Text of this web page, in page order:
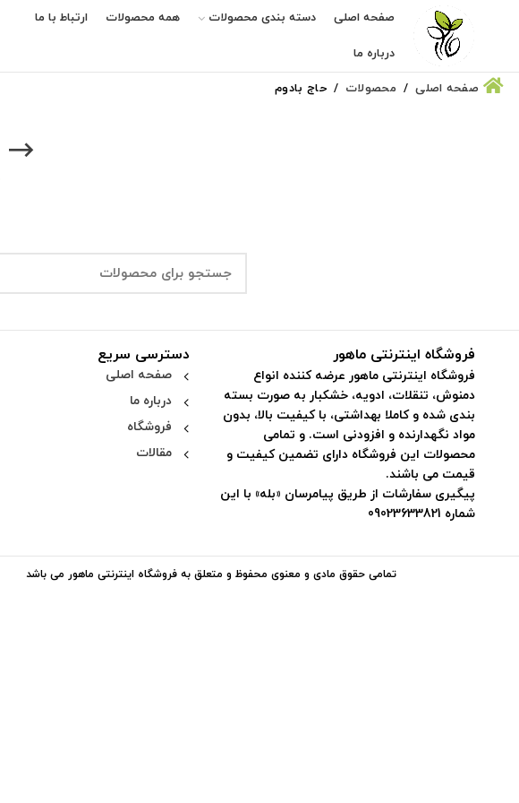
صفحه اصلی دسته بندی محصولات همه محصولات ارتباط با ما
درباره ما
صفحه اصلی محصولات حاج بادوم
دسترسی سریع
صفحه اصلی
درباره ما
فروشگاه
مقالات
فروشگاه اینترنتی ماهور
فروشگاه اینترنتی ماهور عرضه کننده انواع
دمنوش، تنقلات، ادویه، خشکبار به صورت بسته
بندی شده و کاملا بهداشتی، با کیفیت بالا، بدون
مواد نگهدارنده و افزودنی است. و تمامی
محصولات این فروشگاه دارای تضمین کیفیت و
قیمت می باشند.
پیگیری سفارشات از طریق پیامرسان «بله» با این
شماره 09023633821
تمامی حقوق مادی و معنوی محفوظ و متعلق به فروشگاه اینترنتی ماهور می باشد